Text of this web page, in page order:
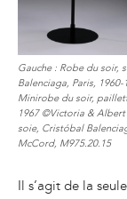
Gauche : Robe du soir,
Balenciaga, Paris,
Minirobe du soir,
1967 ©Victoria &
soie, Cristóbal
McCord, M975.20.15
Il s’agit de la